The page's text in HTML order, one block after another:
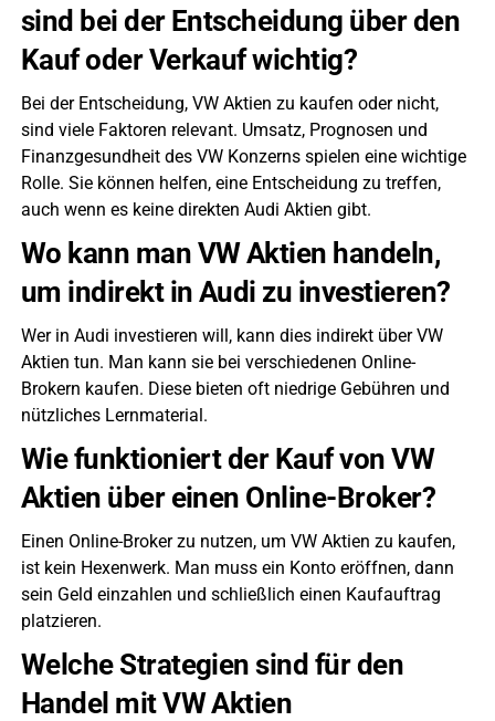
sind bei der Entscheidung über den
Kauf oder Verkauf wichtig?
Bei der Entscheidung, VW Aktien zu kaufen oder nicht,
sind viele Faktoren relevant. Umsatz, Prognosen und
Finanzgesundheit des VW Konzerns spielen eine wichtige
Rolle. Sie können helfen, eine Entscheidung zu treffen,
auch wenn es keine direkten Audi Aktien gibt.
Wo kann man VW Aktien handeln,
um indirekt in Audi zu investieren?
Wer in Audi investieren will, kann dies indirekt über VW
Aktien tun. Man kann sie bei verschiedenen Online-
Brokern kaufen. Diese bieten oft niedrige Gebühren und
nützliches Lernmaterial.
Wie funktioniert der Kauf von VW
Aktien über einen Online-Broker?
Einen Online-Broker zu nutzen, um VW Aktien zu kaufen,
ist kein Hexenwerk. Man muss ein Konto eröffnen, dann
sein Geld einzahlen und schließlich einen Kaufauftrag
platzieren.
Welche Strategien sind für den
Handel mit VW Aktien